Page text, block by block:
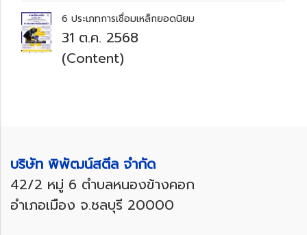
6 ประเภทการเชื่อมเหล็กยอดนิยม
31 ต.ค. 2568
(Content)
บริษัท พิพัฒน์สตีล จำกัด
42/2 หมู่ 6 ตำบลหนองข้างคอก
อำเภอเมือง จ.ชลบุรี 20000